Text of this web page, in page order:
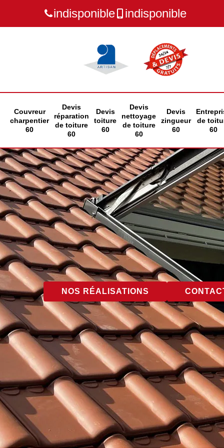
indisponible indisponible
Couvreur
charpentier
60
Devis
réparation
de toiture
60
Devis
toiture
60
Devis
nettoyage
de toiture
60
Devis
zingueur
60
de
60
NOS RÉALISATIONS